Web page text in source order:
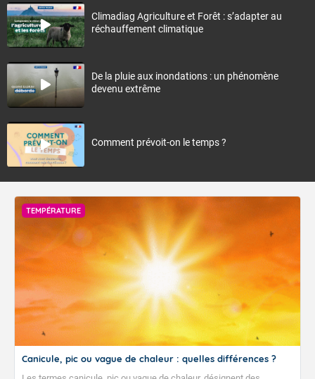
Climadiag Agriculture et Forêt : s’adapter au
réchauffement climatique
De la pluie aux inondations : un phénomène
devenu extrême
Comment prévoit-on le temps ?
TEMPÉRATURE
Canicule, pic ou vague de chaleur : quelles différences ?